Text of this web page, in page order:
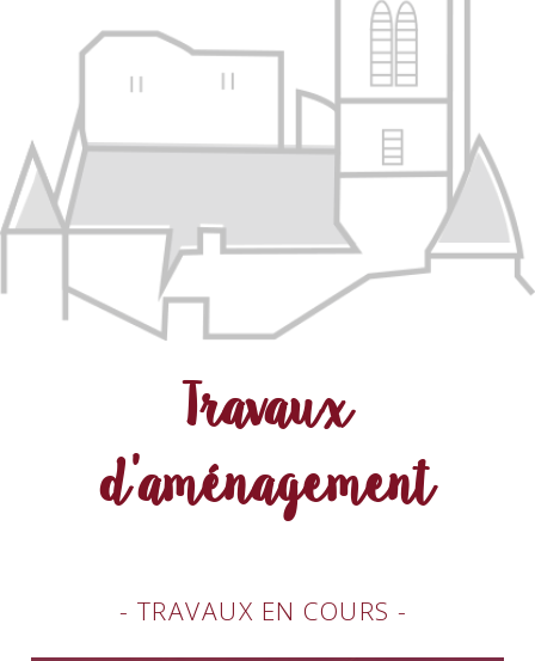
Travaux
d'aménagement
- Travaux en cours -